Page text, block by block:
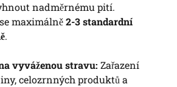
nadměrnému pití.
maximálně2-3 standardní
.
vyváženou stravu: Zařazení
celozrnných produktů a